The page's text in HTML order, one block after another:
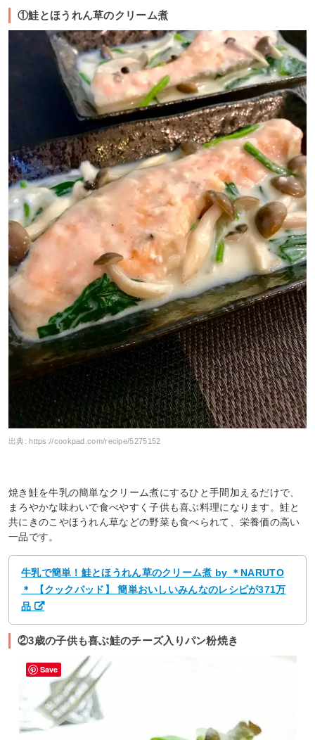
①鮭とほうれん草のクリーム煮
出典:https://cookpad.com/recipe/5275152
焼き鮭を牛乳の簡単なクリーム煮にするひと手間加えるだけで、
まろやかな味わいで食べやすく子供も喜ぶ料理になります。鮭と
共にきのこやほうれん草などの野菜も食べられて、栄養価の高い
一品です。
牛乳で簡単！鮭とほうれん草のクリーム煮 by ＊NARUTO
＊ 【クックパッド】 簡単おいしいみんなのレシピが371万
品
②3歳の子供も喜ぶ鮭のチーズ入りパン粉焼き
Save